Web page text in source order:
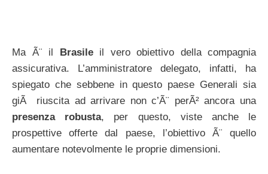
Ma Ã¨ il Brasileil vero obiettivo della compagnia
assicurativa. L’amministratore delegato, infatti, ha
spiegato che sebbene in questo paese Generali sia
giÃ riuscita ad arrivare non c’Ã¨ perÃ² ancora una
presenza robusta, per questo, viste anche le
prospettive offerte dal paese, l’obiettivo Ã¨ quello
aumentare notevolmente le proprie dimensioni.